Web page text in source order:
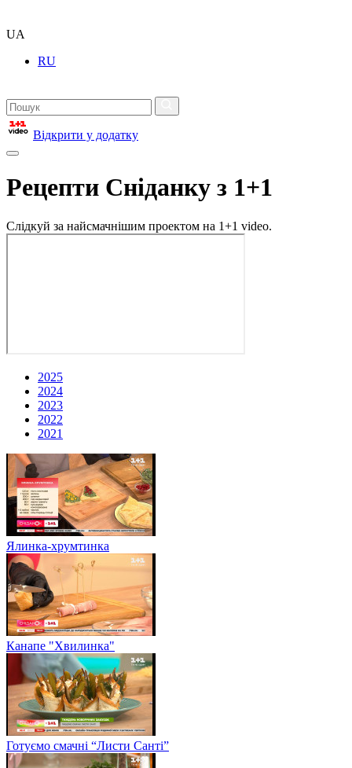
UA
RU
Відкрити у додатку
Рецепти Сніданку з 1+1
Слідкуй за найсмачнішим проектом на 1+1 video.
2025
2024
2023
2022
2021
Ялинка-хрумтинка
Канапе "Хвилинка"
Готуємо смачні “Листи Санті”